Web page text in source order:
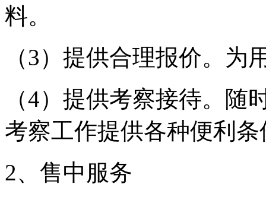
料。
（3）提供合理报价。
（4）提供考察接待。
考察工作提供各种便利条
2、售中服务